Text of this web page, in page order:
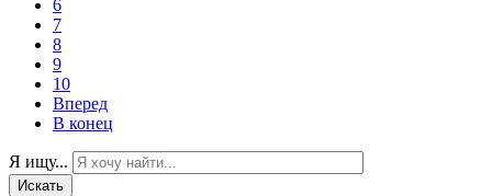
6
7
8
9
10
Вперед
В конец
Я ищу...
Искать